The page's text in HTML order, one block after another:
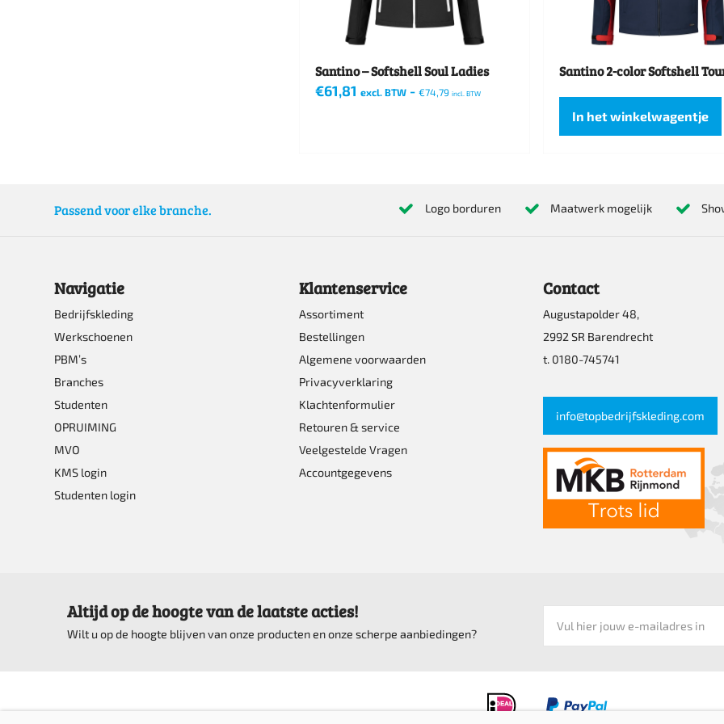
gekozen
op
gekozen
op
Santino – Softshell Soul Ladies
€61,81 excl. BTW- €74,79 incl. BTW
kan
gekozen
worden
op
productpagina
Santino 2-color Softshell
In het winkelwagentje
Passend voor elke branche. Logo borduren Maatwerk mogelijk
Navigatie
Bedrijfskleding
Werkschoenen
PBM’s
Branches
Studenten
OPRUIMING
MVO
KMS login
Studenten login
Klantenservice
Assortiment
Bestellingen
Algemene voorwaarden
Privacyverklaring
Klachtenformulier
Retouren & service
Veelgestelde Vragen
Accountgegevens
Contact
Augustapolder 48,
2992 SR Barendrecht
t. 0180-745741
info@topbedrijfskleding.com
Altijd op de hoogte van de laatste acties!
Wilt u op de hoogte blijven van onze producten en onze scherpe aanbiedingen?